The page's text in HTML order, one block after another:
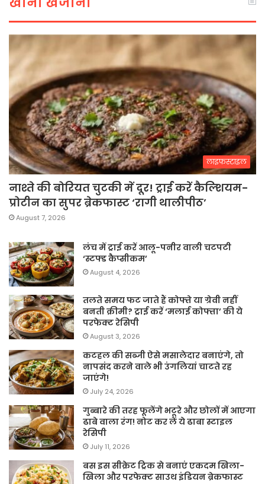
लाइफस्टाइल
नाश्ते की बोरियत चुटकी में दूर! ट्राई करें कैल्शियम-
प्रोटीन का सुपर ब्रेकफास्ट ‘रागी थालीपीठ’
August 7, 2026
लंच में ट्राई करें आलू-पनीर वाली चटपटी
‘स्टफ्ड कैप्सीकम’
August 4, 2026
तलते समय फट जाते हैं कोफ्ते या ग्रेवी नहीं
बनती क्रीमी? ट्राई करें ‘मलाई कोफ्ता’ की ये
परफेक्ट रेसिपी
August 3, 2026
कटहल की सब्जी ऐसे मसालेदार बनाएंगे, तो
नापसंद करने वाले भी उंगलियां चाटते रह
जाएंगे!
July 24, 2026
गुब्बारे की तरह फूलेंगे भटूरे और छोलों में आएगा
ढाबे वाला रंग! नोट कर लें ये ढाबा स्टाइल
रेसिपी
July 11, 2026
बस इस सीक्रेट ट्रिक से बनाएं एकदम खिला-
खिला और परफेक्ट साउथ इंडियन ब्रेकफास्ट